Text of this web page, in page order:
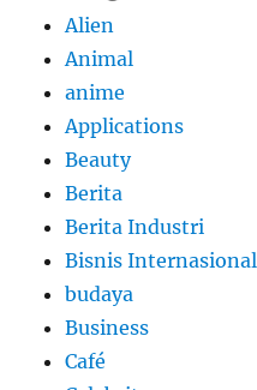
Alien
Animal
anime
Applications
Beauty
Berita
Berita Industri
Bisnis Internasional
budaya
Business
Café